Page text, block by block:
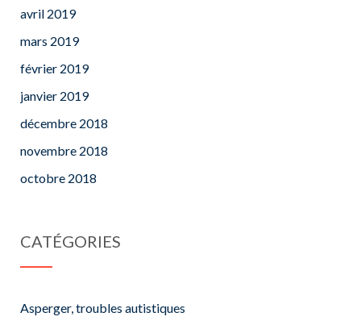
avril 2019
mars 2019
février 2019
janvier 2019
décembre 2018
novembre 2018
octobre 2018
CATÉGORIES
Asperger, troubles autistiques